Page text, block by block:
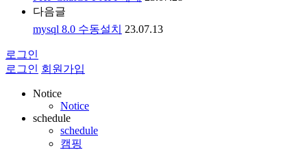
다음글
mysql 8.0 수동설치
23.07.13
로그인
로그인 회원가입
Notice
Notice
schedule
schedule
캠핑